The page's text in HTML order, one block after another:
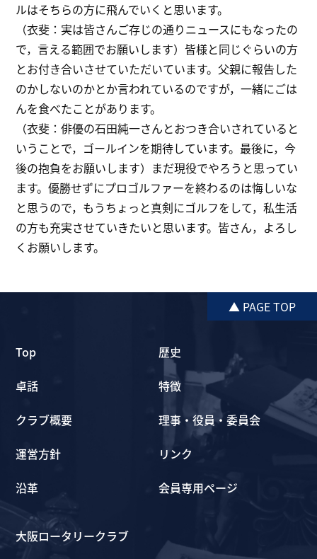
ルはそちらの方に飛んでいくと思います。
（衣斐：実は皆さんご存じの通りニュースにもなったの
で，言える範囲でお願いします）皆様と同じぐらいの方
とお付き合いさせていただいています。父親に報告した
のかしないのかとか言われているのですが，一緒にごは
んを食べたことがあります。
（衣斐：俳優の石田純一さんとおつき合いされていると
いうことで，ゴールインを期待しています。最後に，今
後の抱負をお願いします）まだ現役でやろうと思ってい
ます。優勝せずにプロゴルファーを終わるのは悔しいな
と思うので，もうちょっと真剣にゴルフをして，私生活
の方も充実させていきたいと思います。皆さん，よろし
くお願いします。
▲ PAGE TOP
Top
卓話
クラブ概要
運営方針
沿革
歴史
特徴
理事・役員・委員会
リンク
会員専用ページ
大阪ロータリークラブ